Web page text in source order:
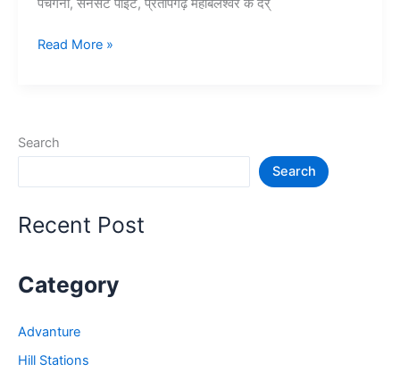
पंचगनी, सनसेट पॉइंट, प्रतापगढ़ महाबलेश्वर के दर्
10+
जगह
Places
Read More »
Search
Search
Recent Post
Category
Advanture
Hill Stations